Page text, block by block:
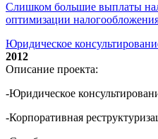
Слишком большие выплаты
оптимизации
Юридическое
2012
Описание проекта:
-Юридическое
-Корпоративная